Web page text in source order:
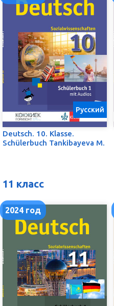
Deutsch. 10. Klasse.
Schülerbuch Tankibayeva M.
Русский
11 класс
2024 год